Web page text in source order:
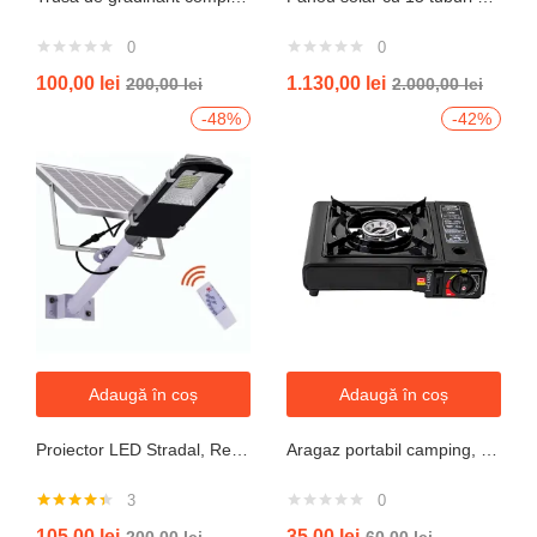
0
100,00 lei 200,00lei
0
1.130,00 lei 2.000,00lei
-48%
Adaugă în coș
3
-42%
Adaugă în coș
0